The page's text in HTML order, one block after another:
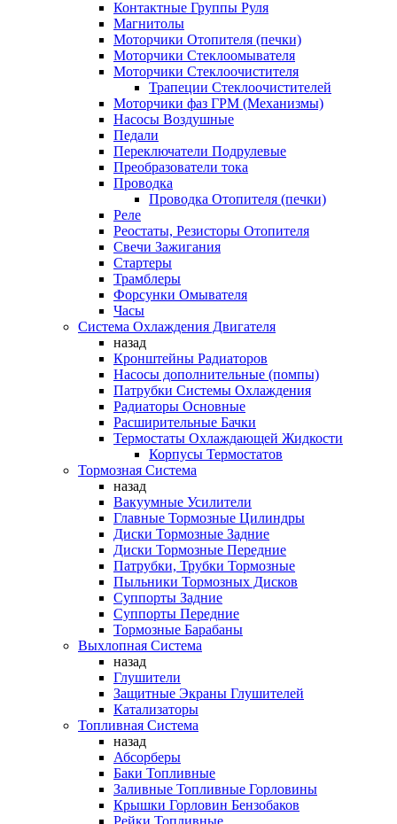
Контактные Группы Руля
Магнитолы
Моторчики Отопителя (печки)
Моторчики Стеклоомывателя
Моторчики Стеклоочистителя
Трапеции Стеклоочистителей
Моторчики фаз ГРМ (Механизмы)
Насосы Воздушные
Педали
Переключатели Подрулевые
Преобразователи тока
Проводка
Проводка Отопителя (печки)
Реле
Реостаты, Резисторы Отопителя
Свечи Зажигания
Стартеры
Трамблеры
Форсунки Омывателя
Часы
Система Охлаждения Двигателя
назад
Кронштейны Радиаторов
Насосы дополнительные (помпы)
Патрубки Системы Охлаждения
Радиаторы Основные
Расширительные Бачки
Термостаты Охлаждающей Жидкости
Корпусы Термостатов
Тормозная Система
назад
Вакуумные Усилители
Главные Тормозные Цилиндры
Диски Тормозные Задние
Диски Тормозные Передние
Патрубки, Трубки Тормозные
Пыльники Тормозных Дисков
Суппорты Задние
Суппорты Передние
Тормозные Барабаны
Выхлопная Система
назад
Глушители
Защитные Экраны Глушителей
Катализаторы
Топливная Система
назад
Абсорберы
Баки Топливные
Заливные Топливные Горловины
Крышки Горловин Бензобаков
Рейки Топливные